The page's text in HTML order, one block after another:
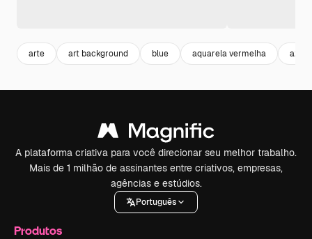
arte art background blue aquarela vermelha azul
A plataforma criativa para você direcionar seu melhor trabalho.
Mais de 1 milhão de assinantes entre criativos, empresas,
agências e estúdios.
Português
Produtos